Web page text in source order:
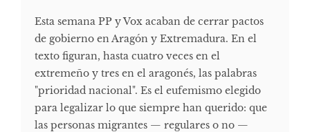
Esta semana PP y Vox acaban de cerrar pactos
de gobierno en Aragón y Extremadura. En el
texto figuran, hasta cuatro veces en el
extremeño y tres en el aragonés, las palabras
"prioridad nacional". Es el eufemismo elegido
para legalizar lo que siempre han querido: que
las personas migrantes — regulares o no —